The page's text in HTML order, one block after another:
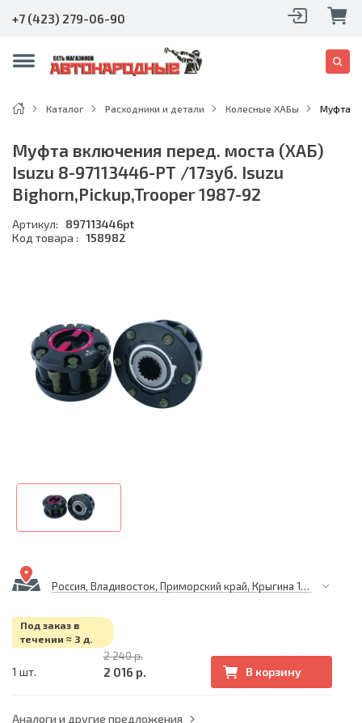
+7 (423) 279-06-90
Каталог Расходники и детали Колесные ХАБы Муфта
Муфта включения перед. моста (ХАБ)
Isuzu 8-97113446-PT /17зуб. Isuzu
Bighorn,Pickup,Trooper 1987-92
Артикул:
897113446pt
Код товара : 158982
Россия, Владивосток, Приморский край, Крыгина 105
Под заказ в
течении ≈ 3 д.
1 шт.
2 240 р.
2 016 р. В корзину
Аналоги и другие предложения